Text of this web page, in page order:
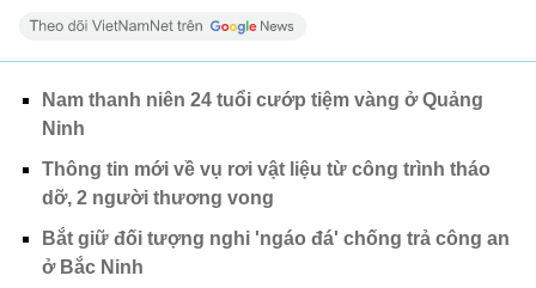
Nam thanh niên 24 tuổi cướp tiệm vàng ở Quảng
Ninh
Thông tin mới về vụ rơi vật liệu từ công trình tháo
dỡ, 2 người thương vong
Bắt giữ đối tượng nghi 'ngáo đá' chống trả công an
ở Bắc Ninh